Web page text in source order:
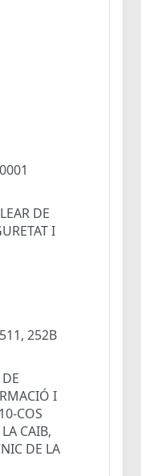
DE
I
252B
I
COS
CAIB,
DE LA